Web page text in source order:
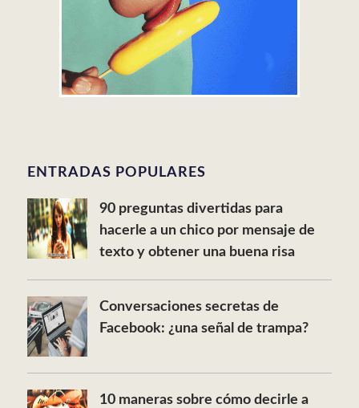
ENTRADAS POPULARES
90 preguntas divertidas para
hacerle a un chico por mensaje de
texto y obtener una buena risa
Conversaciones secretas de
Facebook: ¿una señal de trampa?
10 maneras sobre cómo decirle a